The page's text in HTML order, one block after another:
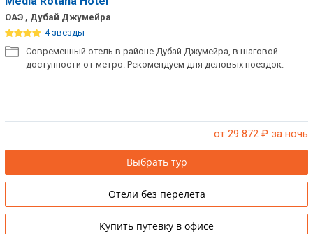
ОАЭ , Дубай Джумейра
4 звезды
Современный отель в районе Дубай Джумейра, в шаговой
доступности от метро. Рекомендуем для деловых поездок.
от 29 872 ₽ за ночь
Выбрать тур
Отели без перелета
Купить путевку в офисе